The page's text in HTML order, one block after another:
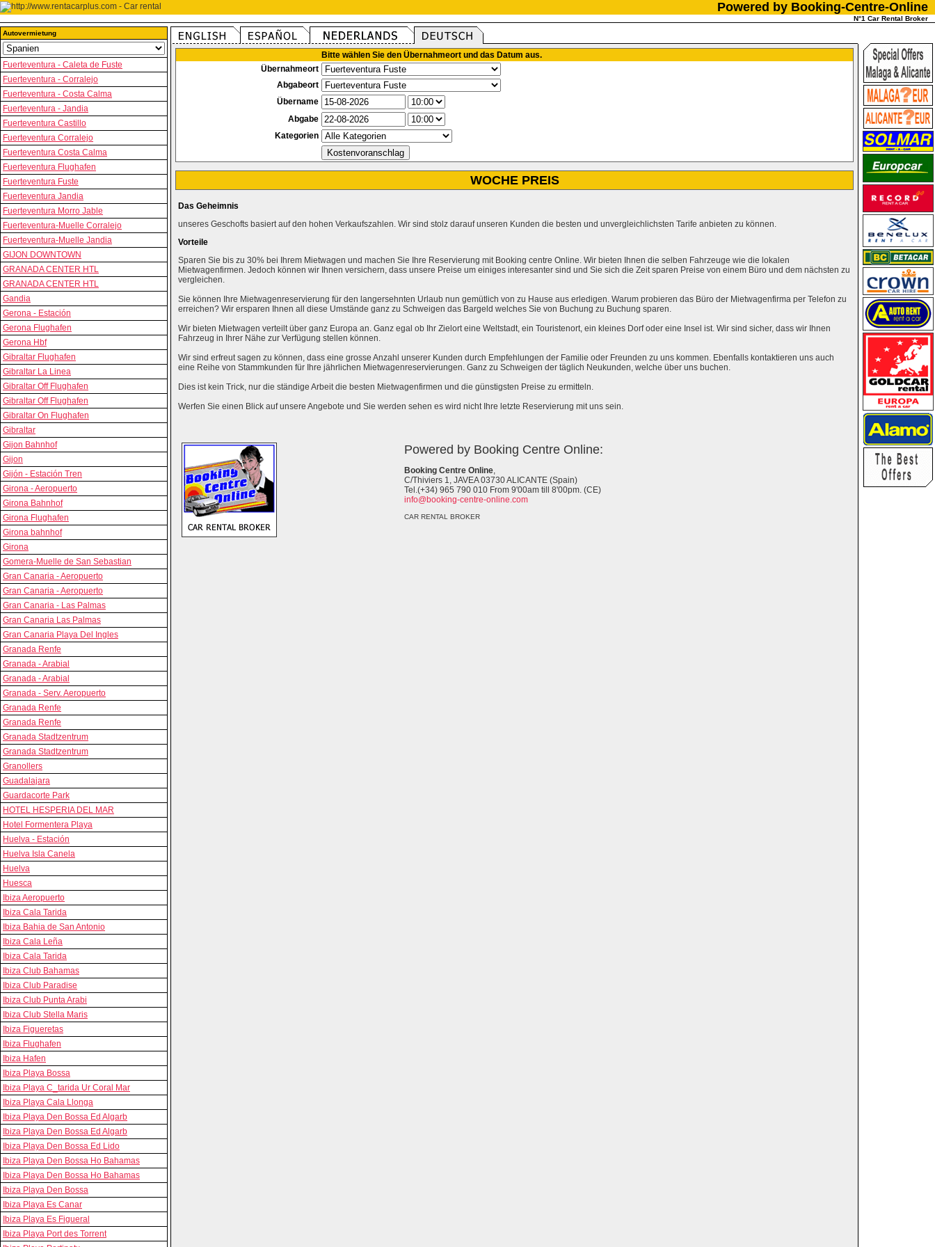
Powered by Booking-Centre-Online
N°1 Car Rental Broker
Autovermietung
Fuerteventura - Caleta de Fuste
Fuerteventura - Corralejo
Fuerteventura - Costa Calma
Fuerteventura - Jandia
Fuerteventura Castillo
Fuerteventura Corralejo
Fuerteventura Costa Calma
Fuerteventura Flughafen
Fuerteventura Fuste
Fuerteventura Jandia
Fuerteventura Morro Jable
Fuerteventura-Muelle Corralejo
Fuerteventura-Muelle Jandia
GIJON DOWNTOWN
GRANADA CENTER HTL
GRANADA CENTER HTL
Gandia
Gerona - Estación
Gerona Flughafen
Gerona Hbf
Gibraltar Flughafen
Gibraltar La Linea
Gibraltar Off Flughafen
Gibraltar Off Flughafen
Gibraltar On Flughafen
Gibraltar
Gijon Bahnhof
Gijon
Gijón - Estación Tren
Girona - Aeropuerto
Girona Bahnhof
Girona Flughafen
Girona bahnhof
Girona
Gomera-Muelle de San Sebastian
Gran Canaria - Aeropuerto
Gran Canaria - Aeropuerto
Gran Canaria - Las Palmas
Gran Canaria Las Palmas
Gran Canaria Playa Del Ingles
Granada Renfe
Granada - Arabial
Granada - Arabial
Granada - Serv. Aeropuerto
Granada Renfe
Granada Renfe
Granada Stadtzentrum
Granada Stadtzentrum
Granollers
Guadalajara
Guardacorte Park
HOTEL HESPERIA DEL MAR
Hotel Formentera Playa
Huelva - Estación
Huelva Isla Canela
Huelva
Huesca
Ibiza Aeropuerto
Ibiza Cala Tarida
Ibiza Bahia de San Antonio
Ibiza Cala Leña
Ibiza Cala Tarida
Ibiza Club Bahamas
Ibiza Club Paradise
Ibiza Club Punta Arabi
Ibiza Club Stella Maris
Ibiza Figueretas
Ibiza Flughafen
Ibiza Hafen
Ibiza Playa Bossa
Ibiza Playa C_tarida Ur Coral Mar
Ibiza Playa Cala Llonga
Ibiza Playa Den Bossa Ed Algarb
Ibiza Playa Den Bossa Ed Algarb
Ibiza Playa Den Bossa Ed Lido
Ibiza Playa Den Bossa Ho Bahamas
Ibiza Playa Den Bossa Ho Bahamas
Ibiza Playa Den Bossa
Ibiza Playa Es Canar
Ibiza Playa Es Figueral
Ibiza Playa Port des Torrent
Bitte wählen Sie den Übernahmeort und das Datum aus.
Übernahmeort
Abgabeort
Übername
Abgabe
Kategorien
WOCHE PREIS
Das Geheimnis
unseres Geschofts basiert auf den hohen Verkaufszahlen. Wir sind stolz darauf unseren Kunden die besten und unvergleichlichsten Tarife anbieten zu können.
Vorteile
Sparen Sie bis zu 30% bei Ihrem Mietwagen und machen Sie Ihre Reservierung mit Booking centre Online. Wir bieten Ihnen die selben Fahrzeuge wie die lokalen
Mietwagenfirmen. Jedoch können wir Ihnen versichern, dass unsere Preise um einiges interesanter sind und Sie sich die Zeit sparen Preise von einem Büro und dem nächsten zu
vergleichen.
Sie können Ihre Mietwagenreservierung für den langersehnten Urlaub nun gemütlich von zu Hause aus erledigen. Warum probieren das Büro der Mietwagenfirma per Telefon zu
erreichen? Wir ersparen Ihnen all diese Umstände ganz zu Schweigen das Bargeld welches Sie von Buchung zu Buchung sparen.
Wir bieten Mietwagen verteilt über ganz Europa an. Ganz egal ob Ihr Zielort eine Weltstadt, ein Touristenort, ein kleines Dorf oder eine Insel ist. Wir sind sicher, dass wir Ihnen
Fahrzeug in Ihrer Nähe zur Verfügung stellen können.
Wir sind erfreut sagen zu können, dass eine grosse Anzahl unserer Kunden durch Empfehlungen der Familie oder Freunden zu uns kommen. Ebenfalls kontaktieren uns auch
eine Reihe von Stammkunden für Ihre jährlichen Mietwagenreservierungen. Ganz zu Schweigen der täglich Neukunden, welche über uns buchen.
Dies ist kein Trick, nur die ständige Arbeit die besten Mietwagenfirmen und die günstigsten Preise zu ermitteln.
Werfen Sie einen Blick auf unsere Angebote und Sie werden sehen es wird nicht Ihre letzte Reservierung mit uns sein.
Powered by Booking Centre Online:
Booking Centre Online,
C/Thiviers 1, JAVEA 03730 ALICANTE (Spain)
Tel.(+34) 965 790 010 From 9'00am till 8'00pm. (CE)
info@booking-centre-online.com
CAR RENTAL BROKER